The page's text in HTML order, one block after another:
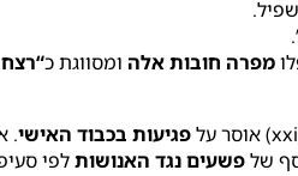
מפרה חובות אלה ומסווגת כ“רצח
פגיעות בכבוד האישי.
שלפשעים נגד האנושותלפי סעיפים 7(1)(ו)